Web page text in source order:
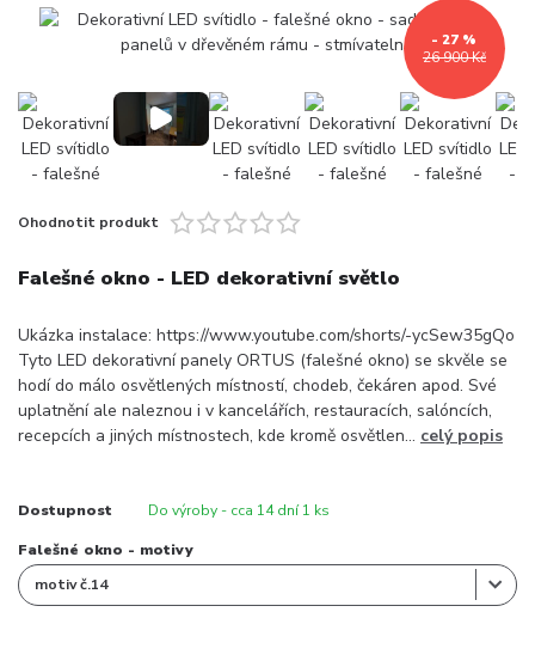
26 900 Kč
- 27 %
Ohodnotit produkt
Falešné okno - LED dekorativní světlo
Ukázka instalace: https://www.youtube.com/shorts/-ycSew35gQo
Tyto LED dekorativní panely ORTUS (falešné okno) se skvěle se
hodí do málo osvětlených místností, chodeb, čekáren apod. Své
uplatnění ale naleznou i v kancelářích, restauracích, salóncích,
recepcích a jiných místnostech, kde kromě osvětlen... celý popis
Dostupnost Do výroby - cca 14 dní 1 ks
Falešné okno - motivy